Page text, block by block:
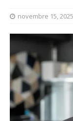
novembre 15, 2025